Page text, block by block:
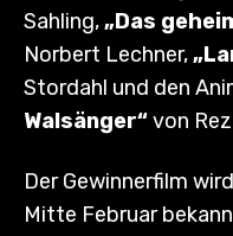
Sahling,„Das
Norbert Lechner,
Stordahl und den
Walsänger“von
Der Gewinnerfilm
Mitte Februar